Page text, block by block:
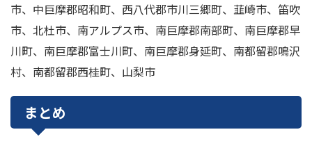
市、中巨摩郡昭和町、西八代郡市川三郷町、韮崎市、笛吹
市、北杜市、南アルプス市、南巨摩郡南部町、南巨摩郡早
川町、南巨摩郡富士川町、南巨摩郡身延町、南都留郡鳴沢
村、南都留郡西桂町、山梨市
まとめ